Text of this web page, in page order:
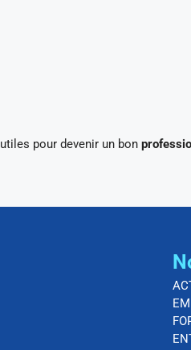
utiles pour devenir un bon